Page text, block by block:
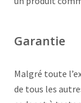
Garantie
Malgré toute
de tous les